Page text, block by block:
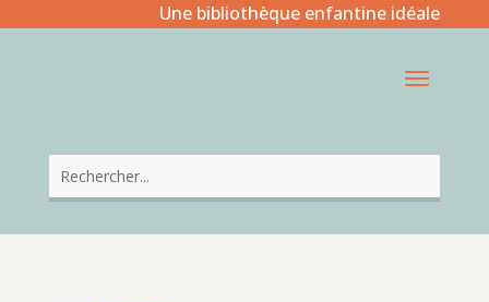
Une bibliothèque enfantine idéale